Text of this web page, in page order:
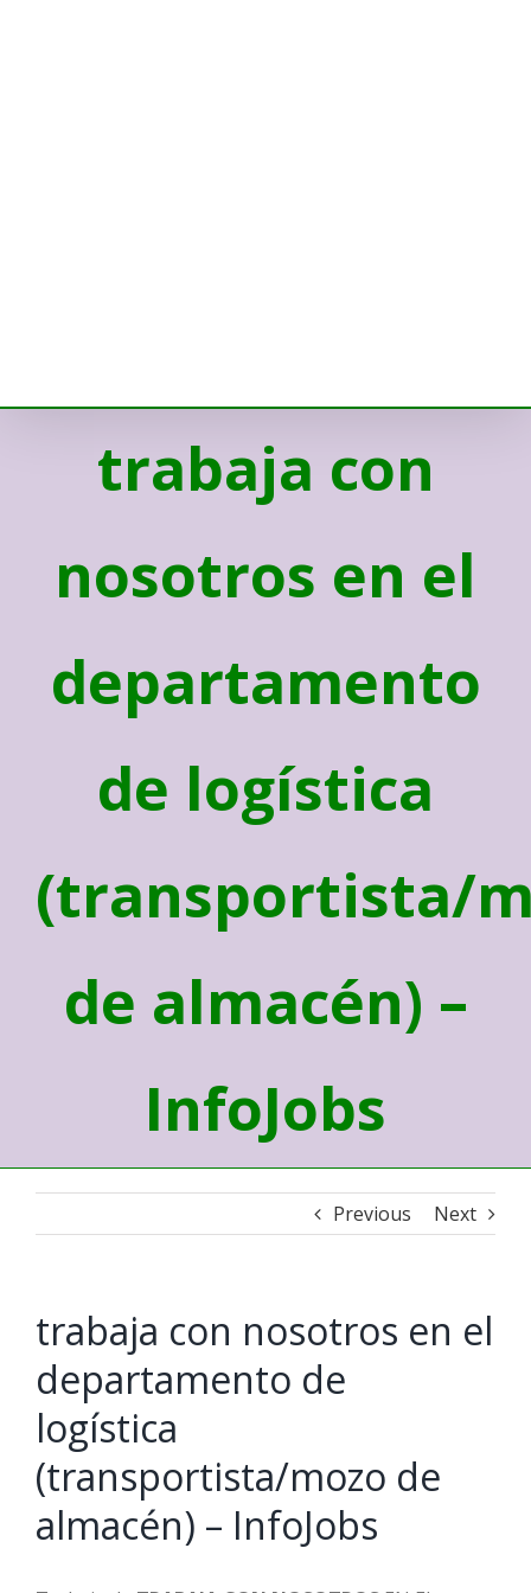
trabaja con
nosotros en el
departamento
de logística
(transportista/
de almacén) –
InfoJobs
Previous Next
trabaja con nosotros en el
departamento de
logística
(transportista/mozo de
almacén) – InfoJobs